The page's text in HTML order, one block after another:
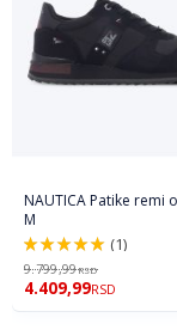
NAUTICA Patike remi
M
100%
(1)
9.799,99RSD
4.409,99RSD